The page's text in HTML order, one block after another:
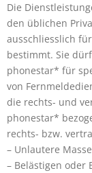
Die
den üblichen
ausschliesslich
bestimmt. Sie
phonestar* für
von
die rechts- und
phonestar*
rechts- bzw.
– Unlautere
– Belästigen oder